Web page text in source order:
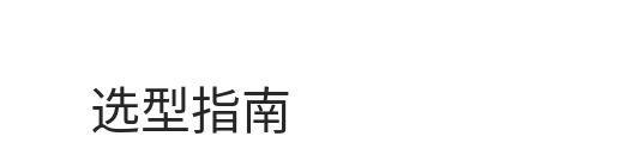
选型指南